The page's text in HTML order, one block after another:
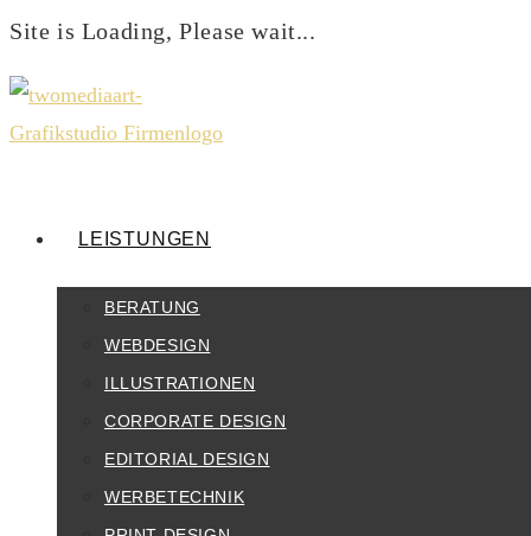
Site is Loading, Please wait...
Zum
Inhalt
springen
LEISTUNGEN
BERATUNG
WEBDESIGN
ILLUSTRATIONEN
CORPORATE DESIGN
EDITORIAL DESIGN
WERBETECHNIK